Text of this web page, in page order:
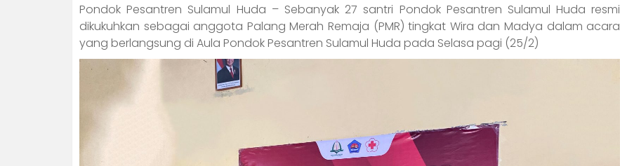
Pondok Pesantren Sulamul Huda – Sebanyak 27 santri Pondok Pesantren Sulamul Huda resmi
dikukuhkan sebagai anggota Palang Merah Remaja (PMR) tingkat Wira dan Madya dalam acara
yang berlangsung di Aula Pondok Pesantren Sulamul Huda pada Selasa pagi (25/2)